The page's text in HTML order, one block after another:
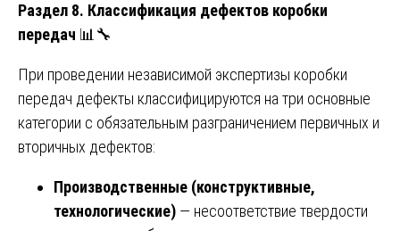
Раздел 8. Классификация дефектов коробки
передач 📊🔧
При проведении независимой экспертизы коробки
передач дефекты классифицируются на три основные
категории с обязательным разграничением первичных и
вторичных дефектов:
Производственные (конструктивные,
технологические) — несоответствие твердости